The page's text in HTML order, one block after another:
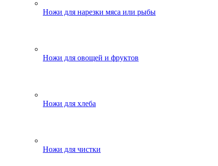
Ножи для нарезки мяса или рыбы
Ножи для овощей и фруктов
Ножи для хлеба
Ножи для чистки